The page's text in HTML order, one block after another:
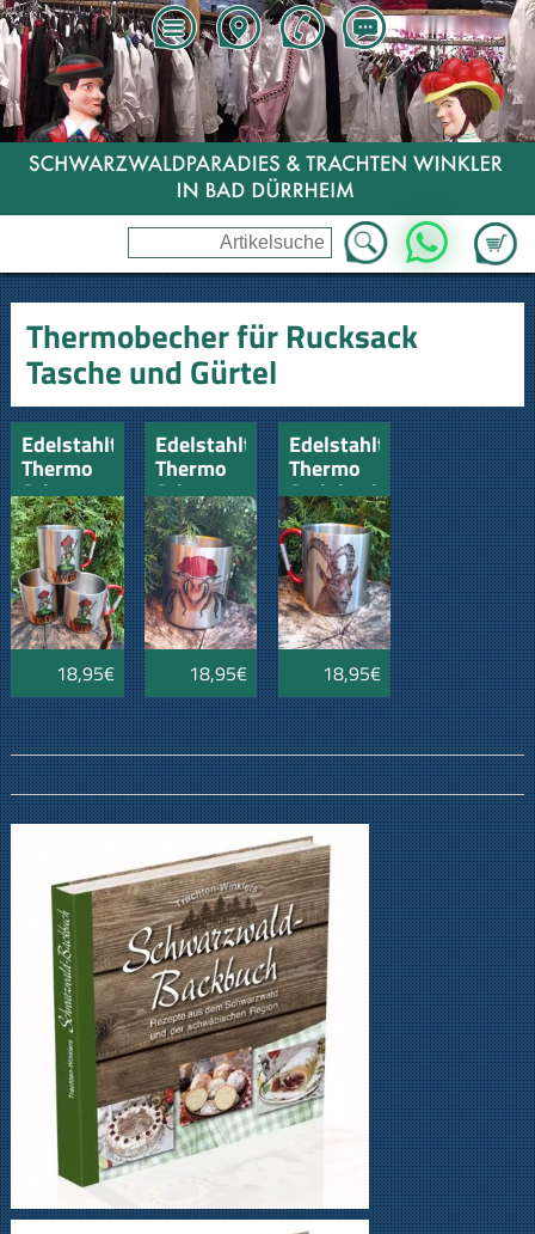
Zum
WhatsApp
Thermobecher für Rucksack
Tasche und Gürtel
Edelstahltasse
Thermo
Schwarzwald-
Hexe
18,95€
Edelstahltasse
Thermo
Schwarzwaldbiene
18,95€
Edelstahltasse
Thermo
Steinbock
18,95€